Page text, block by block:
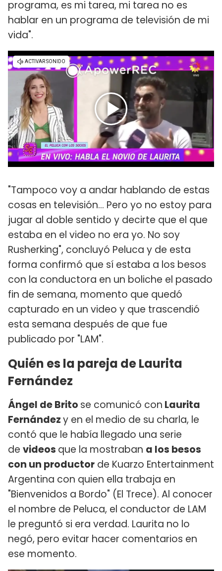
programa, es mi tarea, mi tarea no es
hablar en un programa de televisión de mi
vida".
"Tampoco voy a andar hablando de estas
cosas en televisión... Pero yo no estoy para
jugar al doble sentido y decirte que el que
estaba en el video no era yo. No soy
Rusherking", concluyó Peluca y de esta
forma confirmó que sí estaba a los besos
con la conductora en un boliche el pasado
fin de semana, momento que quedó
capturado en un video y que trascendió
esta semana después de que fue
publicado por "LAM".
Quién es la pareja de Laurita
Fernández
Ángel de Brito se comunicó con Laurita
Fernándezy en el medio de su charla, le
contó que le había llegado una serie
de videos que la mostraban a los besos
con un productor de Kuarzo Entertainment
Argentina con quien ella trabaja en
"Bienvenidos a Bordo" (El Trece). Al conocer
el nombre de Peluca, el conductor de LAM
le preguntó si era verdad. Laurita no lo
negó, pero evitar hacer comentarios en
ese momento.